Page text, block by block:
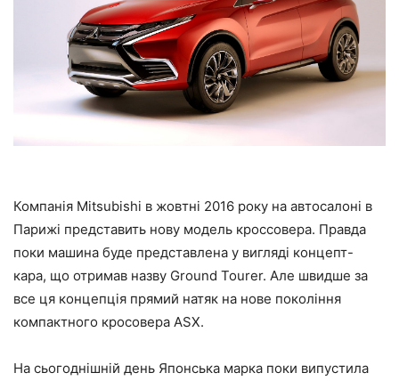
Компанія Mitsubishi в жовтні 2016 року на автосалоні в
Парижі представить нову модель кроссовера. Правда
поки машина буде представлена у вигляді концепт-
кара, що отримав назву Ground Tourer. Але швидше за
все ця концепція прямий натяк на нове покоління
компактного кросовера ASX.
На сьогоднішній день Японська марка поки випустила